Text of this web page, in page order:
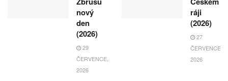
nový
den
(2026)
29
ČERVENCE,
2026
ráji
(2026)
27
ČERVENCE,
2026